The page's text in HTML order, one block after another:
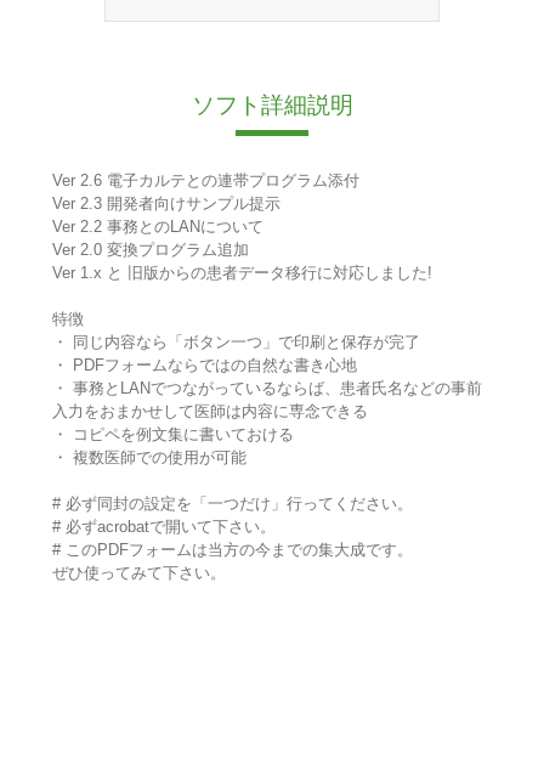
ソフト詳細説明
Ver 2.6 電子カルテとの連帯プログラム添付
Ver 2.3 開発者向けサンプル提示
Ver 2.2 事務とのLANについて
Ver 2.0 変換プログラム追加
Ver 1.x と 旧版からの患者データ移行に対応しました!
特徴
・ 同じ内容なら「ボタン一つ」で印刷と保存が完了
・ PDFフォームならではの自然な書き心地
・ 事務とLANでつながっているならば、患者氏名などの事前
入力をおまかせして医師は内容に専念できる
・ コピペを例文集に書いておける
・ 複数医師での使用が可能
# 必ず同封の設定を「一つだけ」行ってください。
# 必ずacrobatで開いて下さい。
# このPDFフォームは当方の今までの集大成です。
ぜひ使ってみて下さい。